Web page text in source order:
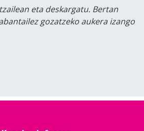
eta deskargatu. Bertan
gozatzeko aukera izango